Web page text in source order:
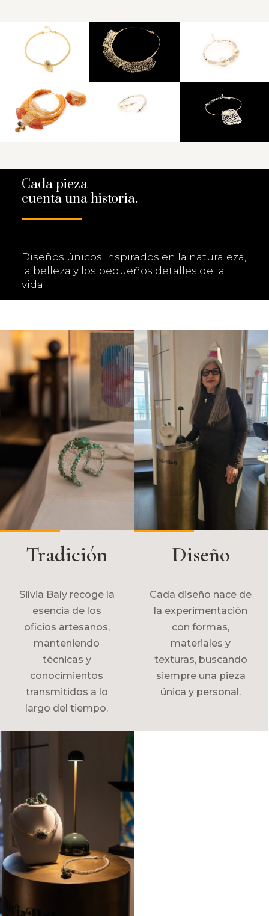
Cada pieza
cuenta una historia.
Diseños únicos inspirados en la naturaleza,
la belleza y los pequeños detalles de la
vida.
Tradición
Silvia Baly recoge la
esencia de los
oficios artesanos,
manteniendo
técnicas y
conocimientos
transmitidos a lo
largo del tiempo.
Diseño
Cada diseño nace de
la experimentación
con formas,
materiales y
texturas, buscando
siempre una pieza
única y personal.